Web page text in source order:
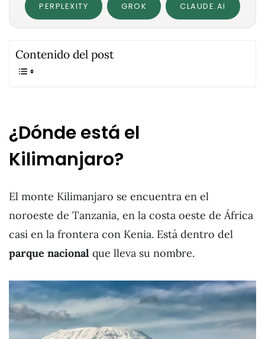
PERPLEXITY GROK CLAUDE.AI
Contenido del post
¿Dónde está el
Kilimanjaro?
El monte Kilimanjaro se encuentra en el
noroeste de Tanzania, en la costa oeste de África
casi en la frontera con Kenia. Está dentro del
parque nacional que lleva su nombre.